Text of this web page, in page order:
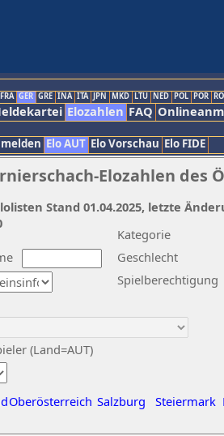
FRA GER GRE INA ITA JPN MKD LTU NED POL POR
Elozahlen FAQ
Elo AUT Elo Vorschau Elo FIDE
Elozahlen des
Kategorie
Geschlecht
(Land=AUT)
Spielberechtigung
Oberösterreich Salzburg Steiermark
Stand 01.04.2025, letzte